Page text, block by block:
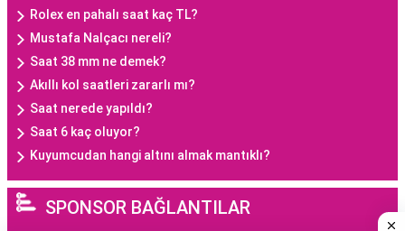
Rolex en pahalı saat kaç TL?
Mustafa Nalçacı nereli?
Saat 38 mm ne demek?
Akıllı kol saatleri zararlı mı?
Saat nerede yapıldı?
Saat 6 kaç oluyor?
Kuyumcudan hangi altını almak mantıklı?
SPONSOR BAĞLANTILAR